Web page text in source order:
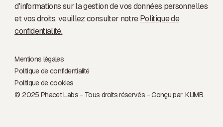
d'informations sur la gestion de vos données personnelles
et vos droits, veuillez consulter notrePolitique de
confidentialité.
© 2025 Phacet Labs - Tous droits réservés - Conçu par .KLIMB.
Mentions légales
Politique de confidentialité
Politique de cookies